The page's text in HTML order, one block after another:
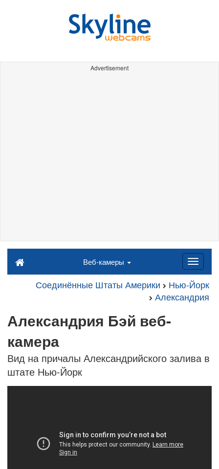
Advertisement
Веб-камеры
Соединённые Штаты Америки
Нью-Йорк
Александрия
Александрия Бэй веб-
камера
Вид на причалы Александрийского залива в
штате Нью-Йорк